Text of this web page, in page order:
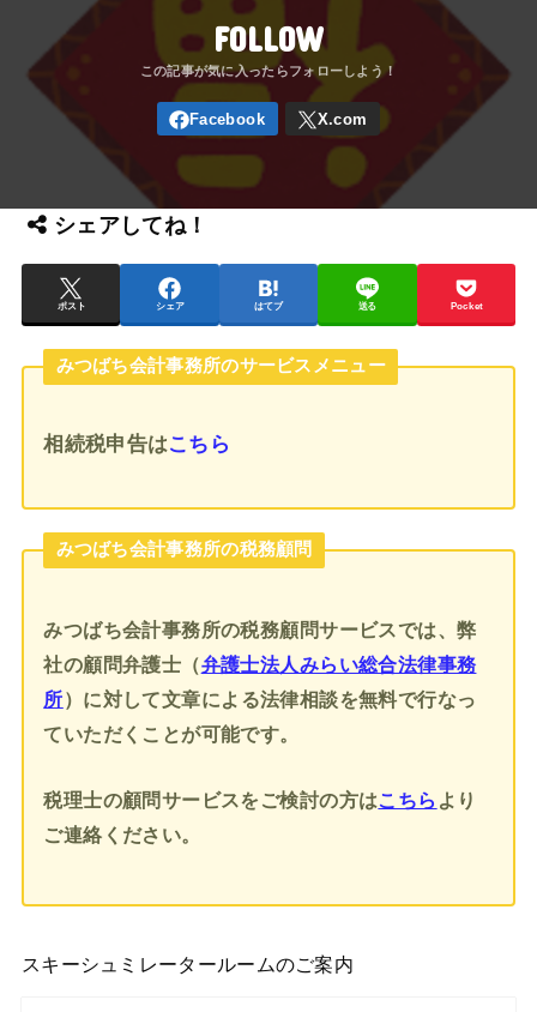
FOLLOW
シェアしてね！
ポスト シェア はてブ 送る Pocket
みつばち会計事務所のサービスメニュー
相続税申告はこちら
みつばち会計事務所の税務顧問
みつばち会計事務所の税務顧問サービスでは、弊
社の顧問弁護士（弁護士法人みらい総合法律事務
所）に対して文章による法律相談を無料で行なっ
ていただくことが可能です。
税理士の顧問サービスをご検討の方はこちら より
ご連絡ください。
スキーシュミレータールームのご案内